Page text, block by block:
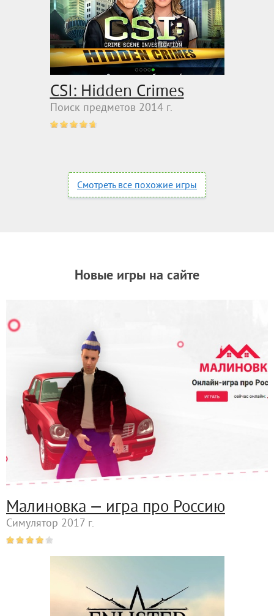
CSI: Hidden Crimes
Поиск предметов 2014 г.
Смотреть все похожие игры
Новые игры на сайте
Малиновка — игра про Россию
Симулятор 2017 г.